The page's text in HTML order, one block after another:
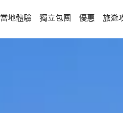
當地體驗 獨立包團 優惠 旅遊